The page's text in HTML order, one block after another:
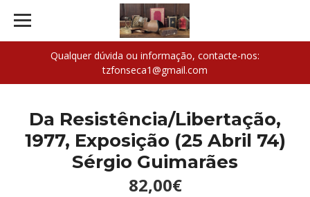
Qualquer dúvida ou informação, contacte-nos:
tzfonseca1@gmail.com
Da Resistência/Libertação,
1977, Exposição (25 Abril 74)
Sérgio Guimarães
82,00€